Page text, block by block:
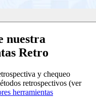
nuestra
Retro
y chequeo
retrospectivos (ver
herramientas